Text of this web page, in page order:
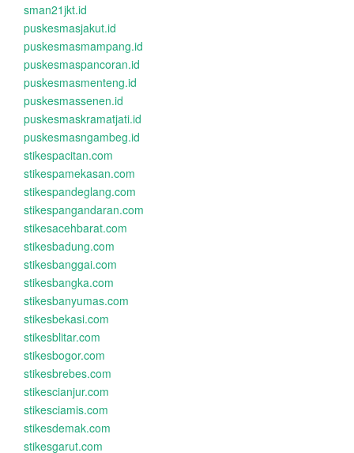
sman21jkt.id
puskesmasjakut.id
puskesmasmampang.id
puskesmaspancoran.id
puskesmasmenteng.id
puskesmassenen.id
puskesmaskramatjati.id
puskesmasngambeg.id
stikespacitan.com
stikespamekasan.com
stikespandeglang.com
stikespangandaran.com
stikesacehbarat.com
stikesbadung.com
stikesbanggai.com
stikesbangka.com
stikesbanyumas.com
stikesbekasi.com
stikesblitar.com
stikesbogor.com
stikesbrebes.com
stikescianjur.com
stikesciamis.com
stikesdemak.com
stikesgarut.com